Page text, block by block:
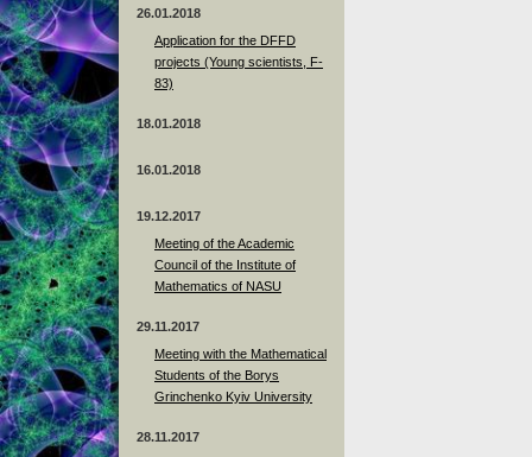
26.01.2018
Application for the DFFD
projects (Young scientists, F-
83)
18.01.2018
16.01.2018
19.12.2017
Meeting of the Academic
Council of the Institute of
Mathematics of NASU
29.11.2017
Meeting with the Mathematical
Students of the Borys
Grinchenko Kyiv University
28.11.2017